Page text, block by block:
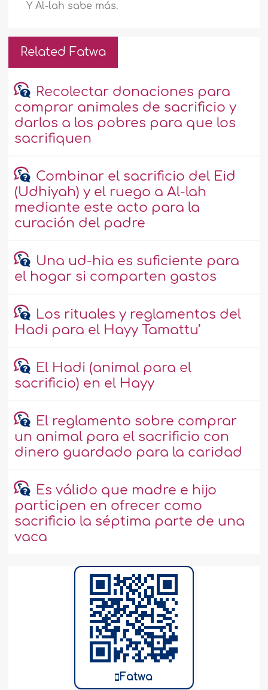
Y Al-lah sabe más.
Related Fatwa
Recolectar donaciones para
comprar animales de sacrificio y
darlos a los pobres para que los
sacrifiquen
Combinar el sacrificio del Eid
(Udhiyah) y el ruego a Al-lah
mediante este acto para la
curación del padre
Una ud-hia es suficiente para
el hogar si comparten gastos
Los rituales y reglamentos del
Hadi para el Hayy Tamattu’
El Hadi (animal para el
sacrificio) en el Hayy
El reglamento sobre comprar
un animal para el sacrificio con
dinero guardado para la caridad
Es válido que madre e hijo
participen en ofrecer como
sacrificio la séptima parte de una
vaca
Fatwa